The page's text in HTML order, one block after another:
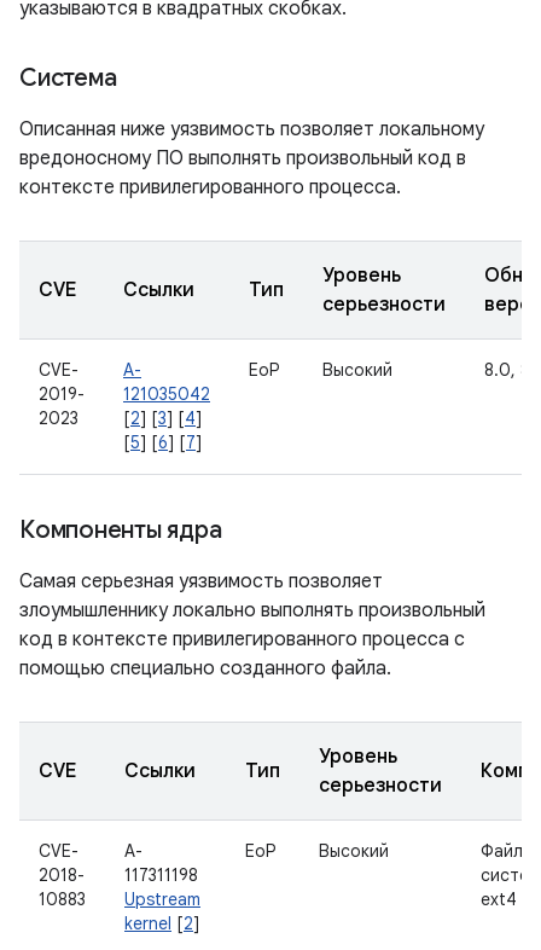
указываются в квадратных скобках.
Система
Описанная ниже уязвимость позволяет локальному
вредоносному ПО выполнять произвольный код в
контексте привилегированного процесса.
CVE Ссылки Тип
Уровень
серьезности
CVE-
2019-
2023
A-
121035042
[2] [3] [4]
[5] [6] [7]
EoP Высокий 8.0,
Компоненты ядра
Самая серьезная уязвимость позволяет
злоумышленнику локально выполнять произвольный
код в контексте привилегированного процесса с
помощью специально созданного файла.
CVE Ссылки Тип
Уровень
серьезности
CVE-
2018-
10883
A-
117311198
Upstream
kernel [2]
EoP Высокий
ext4